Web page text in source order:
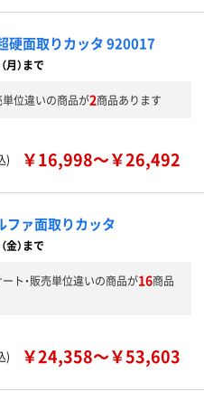
硬面取りカッタ 920017
月）まで
単位違いの商品が2商品あります
)
￥16,998～￥26,492
ファ面取りカッタ
金）まで
ト・販売単位違いの商品が16商品
)
￥24,358～￥53,603